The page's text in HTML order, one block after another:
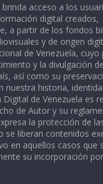
brinda acceso a los
digital creados,
a partir de los fondos
y de origen
de Venezuela,
y la divulgación
así como su
nuestra historia,
de Venezuela es
de Autor y su
la protección de
se liberan contenidos
en aquellos casos que
su incorporación